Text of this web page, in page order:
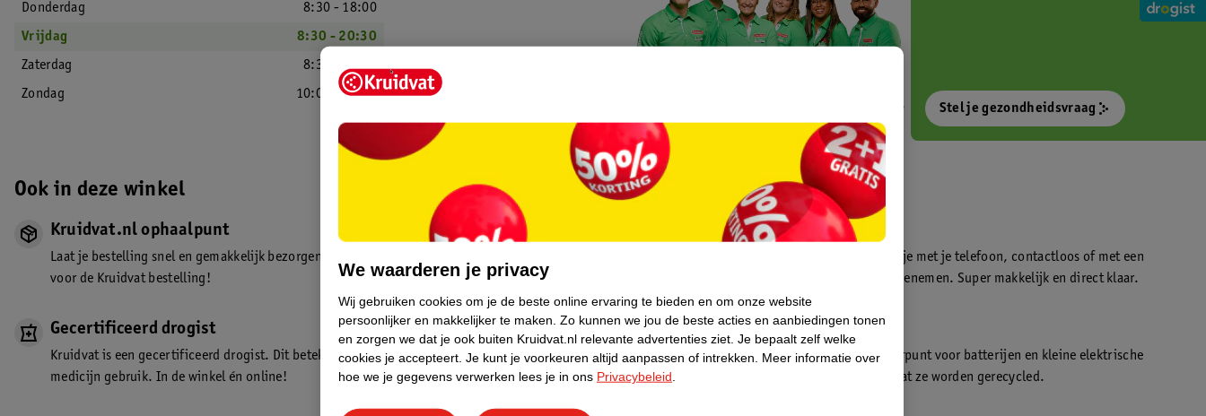
Donderdag
8:30 - 18:00
Vrijdag
8:30 - 20:30
Zaterdag
8:30 - 18:00
Zondag
10:00 - 17:00
Stel je gezondheidsvraag
Ook in deze winkel
Kruidvat.nl ophaalpunt
Laat je bestelling snel en gemakkelijk bezorgen in de winkel. Zo hoef je niet thuis te blijven
voor de Kruidvat bestelling!
Gecertificeerd drogist
Kruidvat is een gecertificeerd drogist. Dit betekent dat je deskundig advies krijgt over
medicijn gebruik. In de winkel én online!
Kruidvat fotokiosk
In de winkel vind je een fotokiosk waarmee je met je telefoon, contactloos of met een
geheugenkaartje, jouw foto’s direct kan meenemen. Super makkelijk en direct klaar.
WeCycle inleverpunt
In deze Kruidvat vind je een WeCycle inleverpunt voor batterijen en kleine elektrische
apparaten. Deze kan je gratis inleveren zodat ze worden gerecycled.
We waarderen je privacy
Wij gebruiken cookies om je de beste online ervaring te bieden en om onze website
persoonlijker en makkelijker te maken. Zo kunnen we jou de beste acties en aanbiedingen tonen
en zorgen we dat je ook buiten Kruidvat.nl relevante advertenties ziet. Je bepaalt zelf welke
cookies je accepteert. Je kunt je voorkeuren altijd aanpassen of intrekken.
Meer informatie over
hoe we je gegevens verwerken lees je in ons Privacybeleid